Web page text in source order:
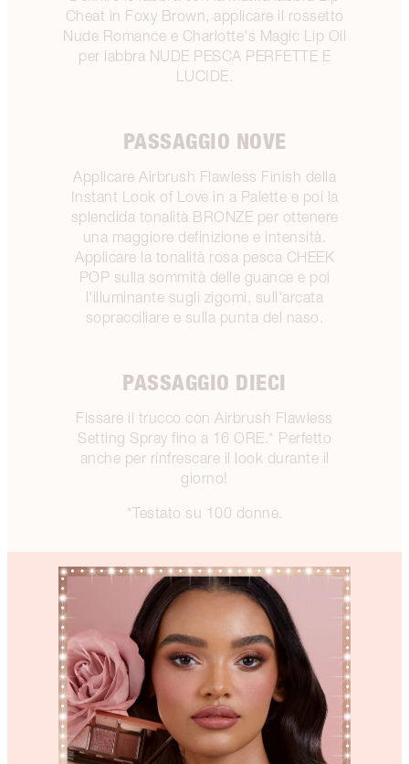
Cheat in Foxy Brown, applicare il rossetto
Nude Romance e Charlotte's Magic Lip Oil
per labbra NUDE PESCA PERFETTE E
LUCIDE.
PASSAGGIO NOVE
Applicare Airbrush Flawless Finish della
Instant Look of Love in a Palette e poi la
splendida tonalità BRONZE per ottenere
una maggiore definizione e intensità.
Applicare la tonalità rosa pesca CHEEK
POP sulla sommità delle guance e poi
l'illuminante sugli zigomi, sull'arcata
sopracciliare e sulla punta del naso.
PASSAGGIO DIECI
Fissare il trucco con Airbrush Flawless
Setting Spray fino a 16 ORE.* Perfetto
anche per rinfrescare il look durante il
giorno!
*Testato su 100 donne.